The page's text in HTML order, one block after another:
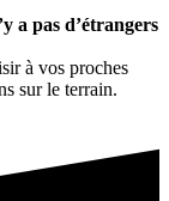
a pas d’étrangers
à vos proches
sur le terrain.